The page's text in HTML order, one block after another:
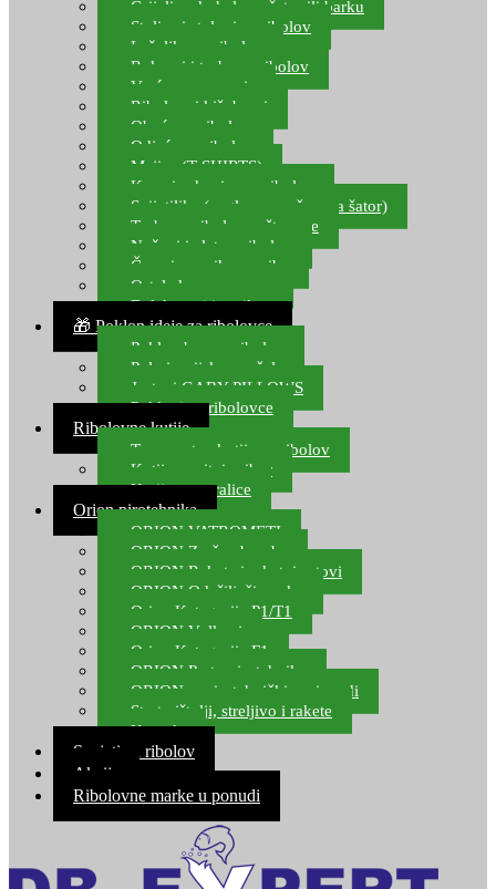
Grijalice, kuhala za šator ili barku
Stolice i stolovi za ribolov
Ležaljke za ribolov
Ruksaci i torbe za ribolov
Vreće za spavanje
Ribolovni kišobrani
Obuća za ribolov
Odjeća za ribolov
Majice (T-SHIRTS)
Kape i rukavice za ribolov
Svijetiljke (naglavne, ručne, za šator)
Torbe za ribolovne štapove
Noževi i alat za ribolov
Čamci za prihranu ribe
Ostala kamp oprema
Dalekozori i optika
🎁 Poklon ideje za ribolovce
Poklon bon za ribolov
Polarizacijske naočale
Jastuci GABY PILLOWS
Pokloni za ribolovce
Ribolovne kutije
Transportne kutije za ribolov
Kutije za sitni pribor
Kutije za varalice
Orion pirotehnika
ORION VATROMETI
ORION Zračne bombe
ORION Rakete i raketni setovi
ORION Odašiljači zvuka
Orion Kategorija P1/T1
ORION Vulkani
Orion Kategorija F1
ORION Party pirotehnika
ORION nepirotehnički proizvodi
Start pištolji, streljivo i rakete
Kontakt
Savjeti za ribolov
Akcija
Ribolovne marke u ponudi